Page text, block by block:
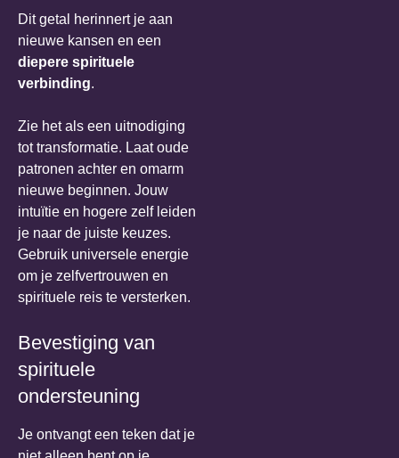
Dit getal herinnert je aan
nieuwe kansen en een
diepere spirituele
verbinding.
Zie het als een uitnodiging
tot transformatie. Laat oude
patronen achter en omarm
nieuwe beginnen. Jouw
intuïtie en hogere zelf leiden
je naar de juiste keuzes.
Gebruik universele energie
om je zelfvertrouwen en
spirituele reis te versterken.
Bevestiging van
spirituele
ondersteuning
Je ontvangt een teken dat je